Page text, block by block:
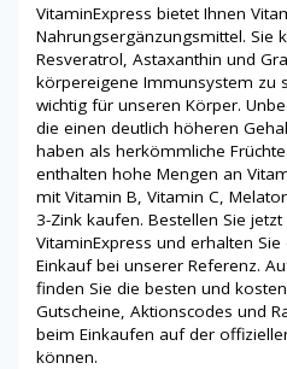
VitaminExpress bietet Ihnen
Nahrungsergänzungsmittel. Sie
Resveratrol, Astaxanthin und
körpereigene Immunsystem zu
wichtig für unseren Körper.
die einen deutlich höheren
haben als herkömmliche
enthalten hohe Mengen an
mit Vitamin B, Vitamin C,
3-Zink kaufen. Bestellen Sie
VitaminExpress und erhalten
Einkauf bei unserer Referenz.
finden Sie die besten und
Gutscheine, Aktionscodes und
beim Einkaufen auf der
können.